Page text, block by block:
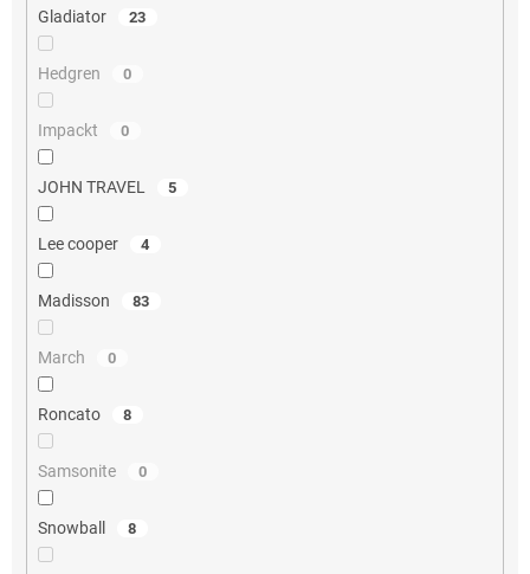
Gladiator 23
Hedgren 0
Impackt 0
JOHN TRAVEL 5
Lee cooper 4
Madisson 83
March 0
Roncato 8
Samsonite 0
Snowball 8